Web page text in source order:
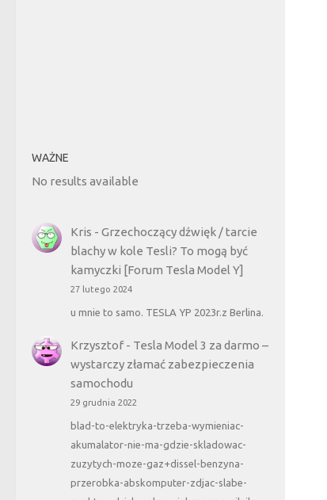
WAŻNE
No results available
Kris - Grzechoczący dźwięk / tarcie
blachy w kole Tesli? To mogą być
kamyczki [Forum Tesla Model Y]
27 lutego 2024
u mnie to samo. TESLA YP 2023r.z Berlina.
Krzysztof- Tesla Model 3 za darmo –
wystarczy złamać zabezpieczenia
samochodu
29 grudnia 2022
blad-to-elektryka-trzeba-wymieniac-
akumalator-nie-ma-gdzie-skladowac-
zuzytych-moze-gaz+dissel-benzyna-
przerobka-abskomputer-zdjac-slabe-